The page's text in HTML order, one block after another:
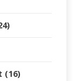
(16)